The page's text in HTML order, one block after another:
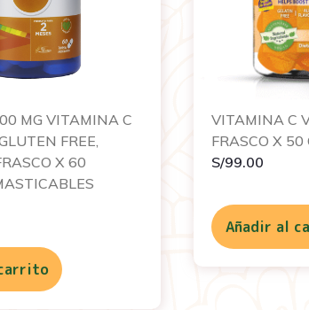
MG VITAMINA C
FREE,
X 60
VITAMINA C
FRASCO X 50
S/99.00
Añadir al